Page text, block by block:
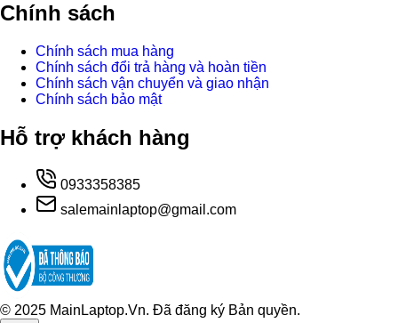
Chính sách
Chính sách mua hàng
Chính sách đổi trả hàng và hoàn tiền
Chính sách vận chuyển và giao nhận
Chính sách bảo mật
Hỗ trợ khách hàng
0933358385
salemainlaptop@gmail.com
© 2025 MainLaptop.Vn. Đã đăng ký Bản quyền.